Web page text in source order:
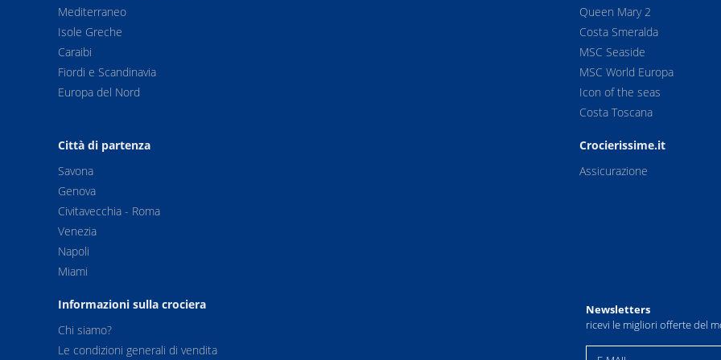
Mediterraneo
Isole Greche
Caraibi
Fiordi e Scandinavia
Europa del Nord
Queen Mary 2
Costa Smeralda
MSC Seaside
MSC World Europa
Icon of the seas
Costa Toscana
Città di partenza
Savona
Genova
Civitavecchia - Roma
Venezia
Napoli
Miami
Crocierissime.it
Assicurazione
Informazioni sulla crociera
Chi siamo?
Le condizioni generali di vendita
Newsletters
ricevi le migliori offerte del